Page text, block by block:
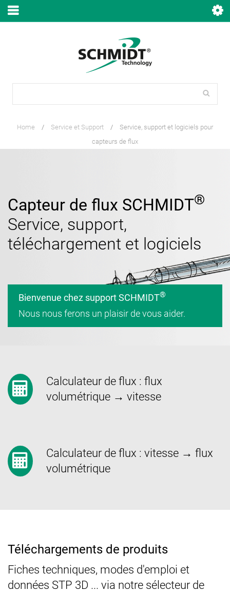
Home / Service et Support /
Service, support et logiciels pour
capteurs de flux
Capteur de flux SCHMIDT®
Service, support,
téléchargement et logiciels
Bienvenue chez support SCHMIDT®
Nous nous ferons un plaisir de vous aider.
Calculateur de flux : flux
volumétrique → vitesse
Calculateur de flux : vitesse → flux
volumétrique
Téléchargements de produits
Fiches techniques, modes d'emploi et
données STP 3D ... via notre sélecteur de